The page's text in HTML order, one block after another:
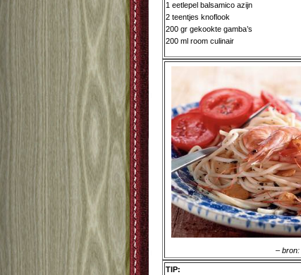
1 eetlepel balsamico azijn
2 teentjes knoflook
200 gr gekookte gamba’s
200 ml room culinair
– bron:
TIP: